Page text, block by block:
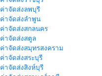
ค่าจัดส่งลพบุรี
ค่าจัดส่งลำพูน
ค่าจัดส่งสกลนคร
ค่าจัดส่งสตูล
ค่าจัดส่งสมุทรสงคราม
ค่าจัดส่งสระบุรี
ค่าจัดส่งสิงห์บุรี